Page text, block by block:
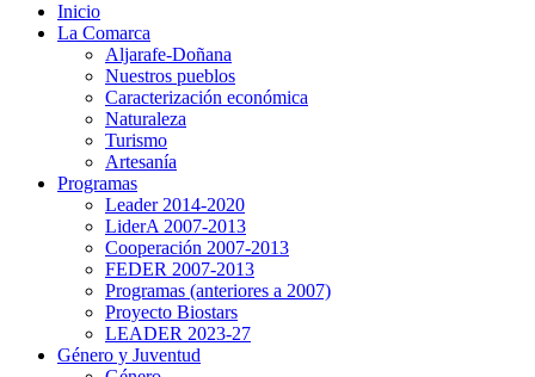
Inicio
La Comarca
Aljarafe-Doñana
Nuestros pueblos
Caracterización económica
Naturaleza
Turismo
Artesanía
Programas
Leader 2014-2020
LiderA 2007-2013
Cooperación 2007-2013
FEDER 2007-2013
Programas (anteriores a 2007)
Proyecto Biostars
LEADER 2023-27
Género y Juventud